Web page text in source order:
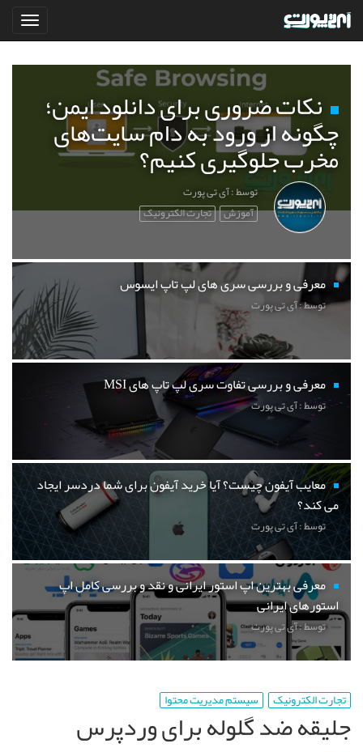
نکات ضروری برای دانلود ایمن؛
چگونه از ورود به دام سایت‌های
مخرب جلوگیری کنیم؟
توسط : آی تی پورت
آموزش تجارت الکترونیک
معرفی و بررسی سری های لپ تاپ ایسوس
توسط : آی تی پورت
معرفی و بررسی تفاوت سری لپ تاپ های MSI
توسط : آی تی پورت
معایب آیفون چیست؟ آیا خرید آیفون برای شما دردسر ایجاد
می کند؟
توسط : آی تی پورت
معرفی بهترین اپ استور ایرانی و نقد و بررسی کامل اپ
استورهای ایرانی
توسط : آی تی پورت
تجارت الکترونیک سیستم مدیریت محتوا
جلیقه ضد گلوله برای وردپرس